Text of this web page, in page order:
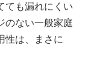
ても漏れにくい
のない一般家庭
性は、まさに